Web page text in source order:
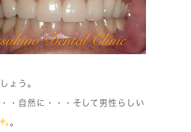
ょう。
・自然に・・・そして男性らしい
。